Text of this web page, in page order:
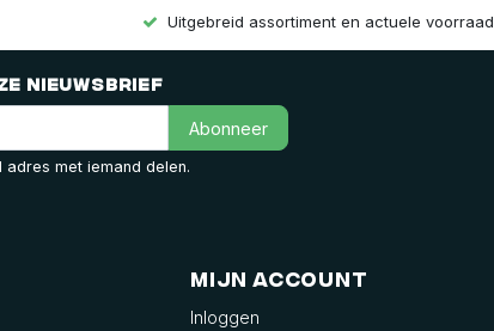
Uitgebreid assortiment en actuele voorraad
nieuwsbrief
Abonneer
met iemand delen.
Mijn account
Inloggen